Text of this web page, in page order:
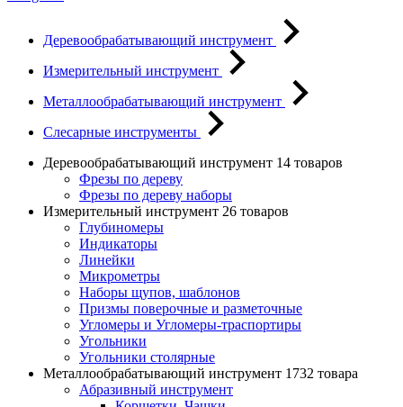
Деревообрабатывающий инструмент
Измерительный инструмент
Металлообрабатывающий инструмент
Слесарные инструменты
Деревообрабатывающий инструмент 14 товаров
Фрезы по дереву
Фрезы по дереву наборы
Измерительный инструмент 26 товаров
Глубиномеры
Индикаторы
Линейки
Микрометры
Наборы щупов, шаблонов
Призмы поверочные и разметочные
Угломеры и Угломеры-траспортиры
Угольники
Угольники столярные
Металлообрабатывающий инструмент 1732 товара
Абразивный инструмент